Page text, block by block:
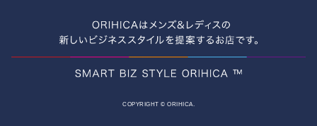
COPYRIGHT © ORIHICA.